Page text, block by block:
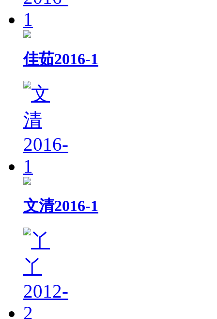
佳茹2016-1
文清2016-1